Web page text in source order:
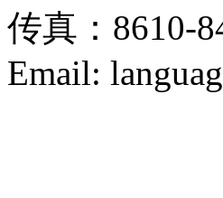
传真：8610-
Email: